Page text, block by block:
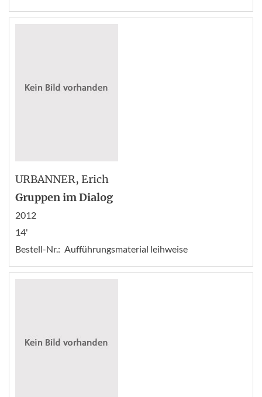
URBANNER, Erich
Gruppen im Dialog
2012
14'
Bestell-Nr.: Aufführungsmaterial leihweise